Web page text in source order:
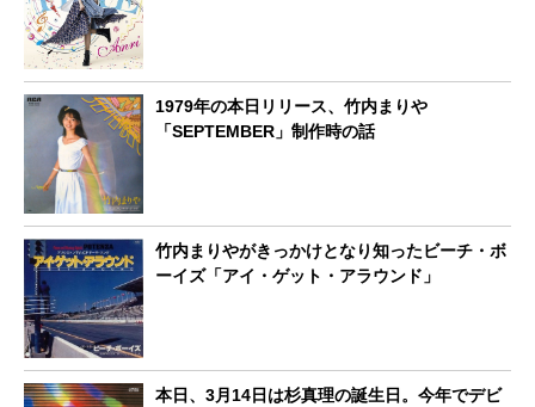
1979年の本日リリース、竹内まりや
「SEPTEMBER」制作時の話
竹内まりやがきっかけとなり知ったビーチ・ボ
ーイズ「アイ・ゲット・アラウンド」
本日、3月14日は杉真理の誕生日。今年でデビ